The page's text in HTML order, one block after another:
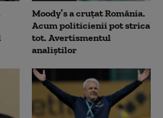
Moody’s a cruțat România.
Acum politicienii pot strica
tot. Avertismentul
analiștilor